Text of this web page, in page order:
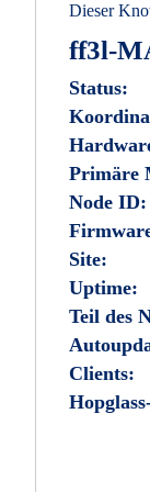
Dieser
ff3l-
Status:
Primäre
Node ID:
Site:
Uptime:
Teil des
Clients: